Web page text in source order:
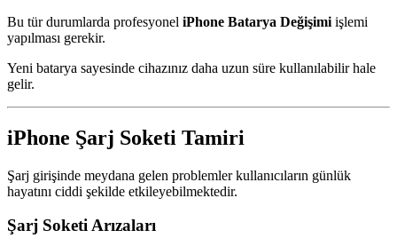
Bu tür durumlarda profesyonel iPhone Batarya Değişimi işlemi
yapılması gerekir.
Yeni batarya sayesinde cihazınız daha uzun süre kullanılabilir hale
gelir.
iPhone Şarj Soketi Tamiri
Şarj girişinde meydana gelen problemler kullanıcıların günlük
hayatını ciddi şekilde etkileyebilmektedir.
Şarj Soketi Arızaları